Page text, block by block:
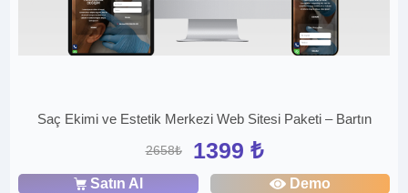
Saç Ekimi ve Estetik Merkezi Web Sitesi Paketi – Bartın
2658₺ 1399 ₺
Satın Al Demo